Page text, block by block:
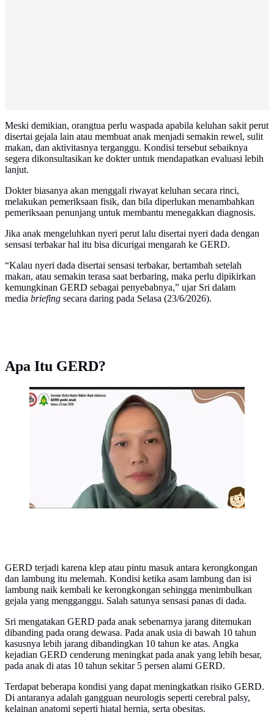
Meski demikian, orangtua perlu waspada apabila keluhan sakit perut
disertai gejala lain atau membuat anak menjadi semakin rewel, sulit
makan, dan aktivitasnya terganggu. Kondisi tersebut sebaiknya
segera dikonsultasikan ke dokter untuk mendapatkan evaluasi lebih
lanjut.
Dokter biasanya akan menggali riwayat keluhan secara rinci,
melakukan pemeriksaan fisik, dan bila diperlukan menambahkan
pemeriksaan penunjang untuk membantu menegakkan diagnosis.
Jika anak mengeluhkan nyeri perut lalu disertai nyeri dada dengan
sensasi terbakar hal itu bisa dicurigai mengarah ke GERD.
“Kalau nyeri dada disertai sensasi terbakar, bertambah setelah
makan, atau semakin terasa saat berbaring, maka perlu dipikirkan
kemungkinan GERD sebagai penyebabnya,” ujar Sri dalam
media briefing secara daring pada Selasa (23/6/2026).
Apa Itu GERD?
Anggota Unit Kerja Koordinasi Gastroenterohepatologi
Ikatan Dokter Anak Indonesia (IDAI), dokter Sri
Kesuma Astuti, SpA, Subsp.G.H(K) bicara tentang
nyeri dada pada anak.
GERD terjadi karena klep atau pintu masuk antara kerongkongan
dan lambung itu melemah. Kondisi ketika asam lambung dan isi
lambung naik kembali ke kerongkongan sehingga menimbulkan
gejala yang mengganggu. Salah satunya sensasi panas di dada.
Sri mengatakan GERD pada anak sebenarnya jarang ditemukan
dibanding pada orang dewasa. Pada anak usia di bawah 10 tahun
kasusnya lebih jarang dibandingkan 10 tahun ke atas. Angka
kejadian GERD cenderung meningkat pada anak yang lebih besar,
pada anak di atas 10 tahun sekitar 5 persen alami GERD.
Terdapat beberapa kondisi yang dapat meningkatkan risiko GERD.
Di antaranya adalah gangguan neurologis seperti cerebral palsy,
kelainan anatomi seperti hiatal hernia, serta obesitas.